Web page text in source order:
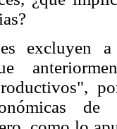
excluyen